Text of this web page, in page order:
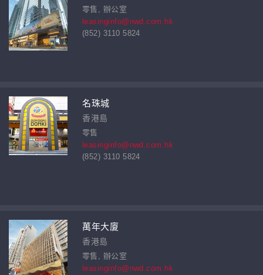
零售, 辦公室
leasinginfo@nwd.com.hk
(852) 3110 5824
名珠城
香港島
零售
leasinginfo@nwd.com.hk
(852) 3110 5824
萬年大廈
香港島
零售, 辦公室
leasinginfo@nwd.com.hk